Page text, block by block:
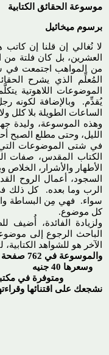
موسوعة الحقائق الكتابية
برسوم ميخائيل
لا نُغالي إن قلنا إن
العشرين، بل كان فلتة من
من المواهب اجتمعت في
المُعلِّم الذي يشرح
الموضوعات اللاهوتية
يُقدِّم. وبالإضافة لكونه
الساعات الطويلة بلا كلل
وهذه الموسوعة، وليدة
الليل، وحتى مطلع الصبح
في شتى الموضوعات التي
الكتاب المقدس، صفات
الأطهار والأشرار، الخلاص
السجود، أعمال الروح
الرب وما بعده. كل ذلك
سواء. فهي مِن البساطة
كل موضوع.
ولزيادة الفائدة، أُضيف
الباحث الرجوع إلى
الآخر هو للشواهد
والموسوعة في 762 صفحة
وسعرها 40 جنيه
ومتوفرة في
نشجعك على اقتنائها